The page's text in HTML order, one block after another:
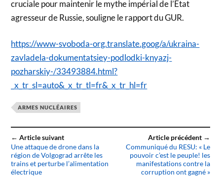
cruciale pour maintenir le mythe impérial de l’État
agresseur de Russie, souligne le rapport du GUR.
https://www-svoboda-org.translate.goog/a/ukraina-
zavladela-dokumentatsiey-podlodki-knyazj-
pozharskiy-/33493884.html?
_x_tr_sl=auto&_x_tr_tl=fr&_x_tr_hl=fr
ARMES NUCLÉAIRES
← Article suivant
Une attaque de drone dans la
région de Volgograd arrête les
trains et perturbe l’alimentation
électrique
Article précédent →
Communiqué du RESU: « Le
pouvoir c’est le peuple! les
manifestations contre la
corruption ont gagné »